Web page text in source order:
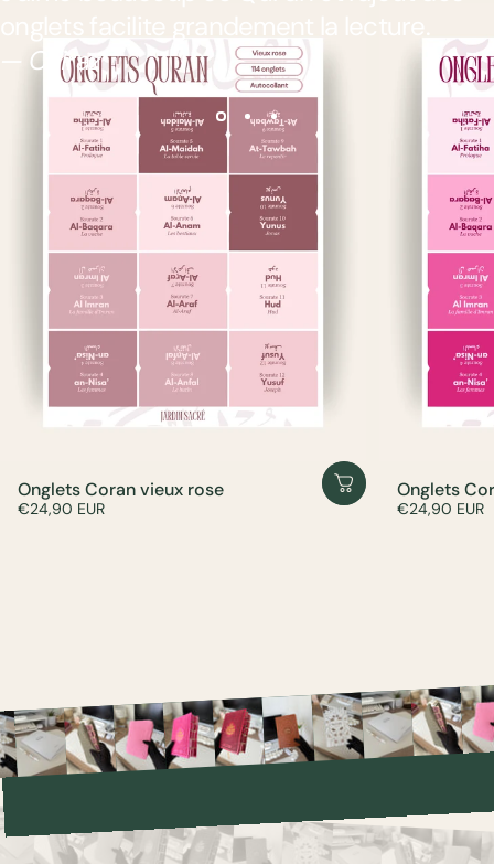
onglets facilite grandement la lecture.
— Chiraz
Onglets Coran vieux rose
€24,90 EUR
Onglets
€24,90 EUR